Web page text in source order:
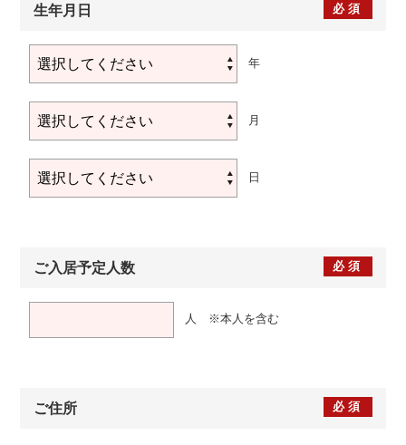
必須
生年月日
年
月
日
必須
ご入居予定人数
人 ※本人を含む
必須
ご住所